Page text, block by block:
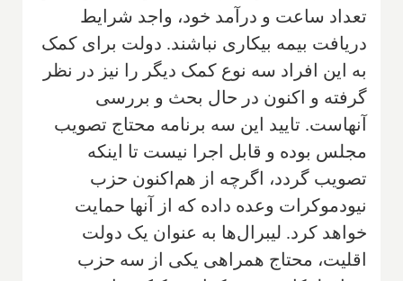
تعداد ساعت و درآمد خود، واجد شرایط
دریافت بیمه بیکاری نباشند. دولت برای کمک
به این افراد سه نوع کمک دیگر را نیز در نظر
گرفته و اکنون در حال بحث و بررسی
آنهاست. تایید این سه برنامه محتاج تصویب
مجلس بوده و قابل اجرا نیست تا اینکه
تصویب گردد، اگرچه از هم‌اکنون حزب
نیودموکرات وعده داده که از آنها حمایت
خواهد کرد. لیبرال‌ها به عنوان یک دولت
اقلیت، محتاج همراهی یکی از سه حزب